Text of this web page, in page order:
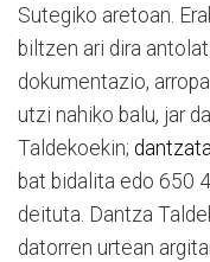
Sutegiko aretoan.
biltzen ari dira
dokumentazio,
utzi nahiko balu, jar
Taldekoekin;
bat bidalita edo 650
deituta. Dantza
datorren urtean